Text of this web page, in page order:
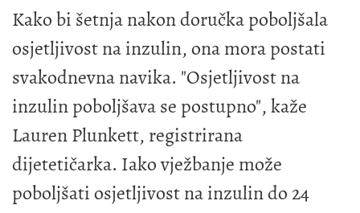
Kako bi šetnja nakon doručka poboljšala
osjetljivost na inzulin, ona mora postati
svakodnevna navika. "Osjetljivost na
inzulin poboljšava se postupno", kaže
Lauren Plunkett, registrirana
dijetetičarka. Iako vježbanje može
poboljšati osjetljivost na inzulin do 24